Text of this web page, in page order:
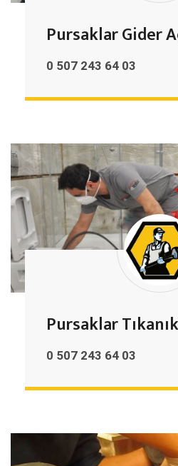
Pursaklar Gider
0 507 243 64 03
Pursaklar
0 507 243 64 03